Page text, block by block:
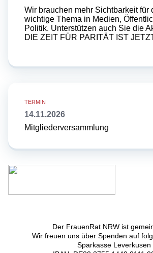
Wir brauchen mehr Sichtbarkeit für
wichtige Thema in Medien,
Politik. Unterstützen auch Sie die
DIE ZEIT FÜR PARITÄT IST
14.11.2026
Mitgliederversammlung
Der FrauenRat NRW ist
Wir freuen uns über Spenden auf
Sparkasse Leverkusen